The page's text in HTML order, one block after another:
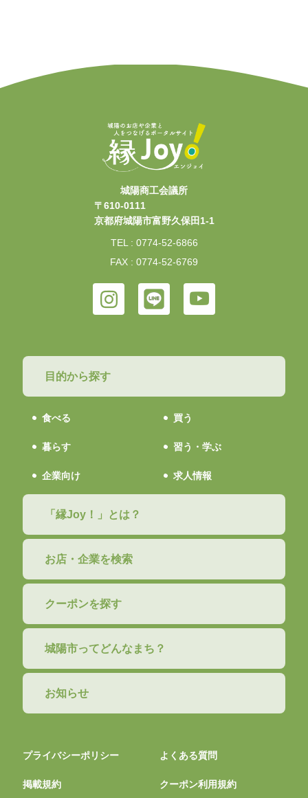
城陽商工会議所
〒610-0111
京都府城陽市富野久保田1-1
TEL : 0774-52-6866
FAX : 0774-52-6769
目的から探す
食べる 買う
暮らす 習う・学ぶ
企業向け 求人情報
「縁Joy！」とは？
お店・企業を検索
クーポンを探す
城陽市ってどんなまち？
お知らせ
プライバシーポリシー よくある質問
掲載規約 クーポン利用規約